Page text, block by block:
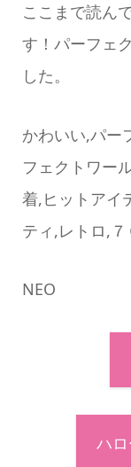
ここまで読ん
す！パーフェ
した。
かわいい,パー
フェクトワー
着,ヒットアイ
ティ,レトロ,
NEO
ハ